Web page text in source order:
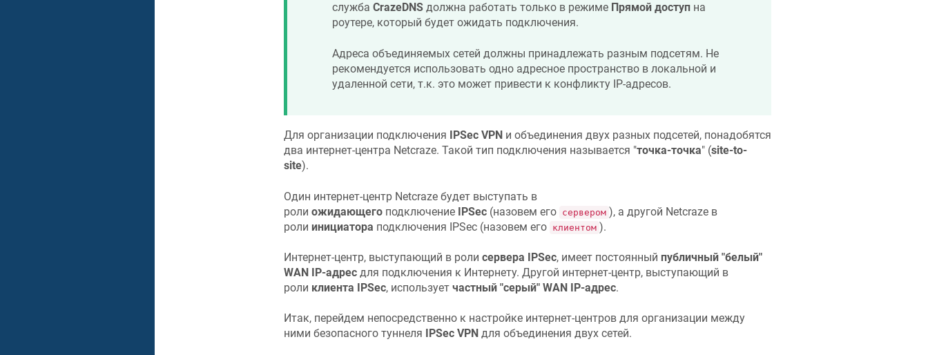
служба CrazeDNSдолжна работать только в режиме Прямой доступна
роутере, который будет ожидать подключения.
Адреса объединяемых сетей должны принадлежать разным подсетям. Не
рекомендуется использовать одно адресное пространство в локальной и
удаленной сети, т.к. это может привести к конфликту IP-адресов.
Для организации подключения IPSec VPNи объединения двух разных подсетей, понадобятся
два интернет-центра Netcraze. Такой тип подключения называется "точка-точка" (site-to-
site).
Один интернет-центр Netcrazeбудет выступать в
роли ожидающегоподключение IPSec(назовем его сервером ), а другой Netcrazeв
роли инициатора подключения IPSec (назовем его клиентом ).
Интернет-центр, выступающий в роли сервера IPSec, имеет постоянный публичный "белый"
WAN IP-адресдля подключения к Интернету. Другой интернет-центр, выступающий в
роли клиента IPSec, использует частный "серый" WAN IP-адрес.
Итак, перейдем непосредственно к настройке интернет-центров для организации между
ними безопасного туннеля
IPSec VPN для объединения двух сетей.